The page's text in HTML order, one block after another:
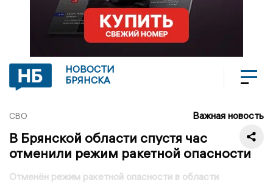
НОВОСТИ
БРЯНСКА
СВО Важная новость
В Брянской области спустя час
отменили режим ракетной опасности
Отменён режим ракетной опасности в области